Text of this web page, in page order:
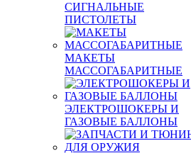
СИГНАЛЬНЫЕ
ПИСТОЛЕТЫ
МАКЕТЫ
МАССОГАБАРИТНЫЕ
ЭЛЕКТРОШОКЕРЫ И
ГАЗОВЫЕ БАЛЛОНЫ